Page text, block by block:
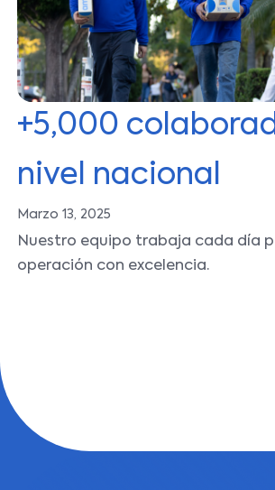
+5,000
nivel nacional
Marzo 13, 2025
Nuestro equipo trabaja cada día
operación con excelencia.